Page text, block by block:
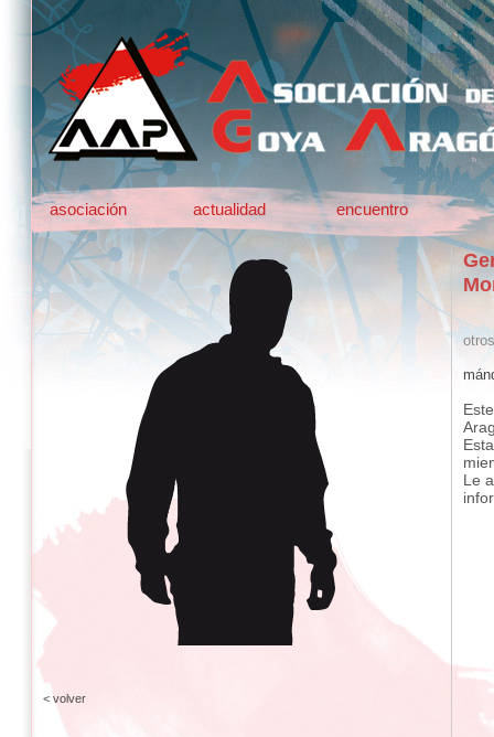
asociación actualidad encuentro
< volver
otros
Le